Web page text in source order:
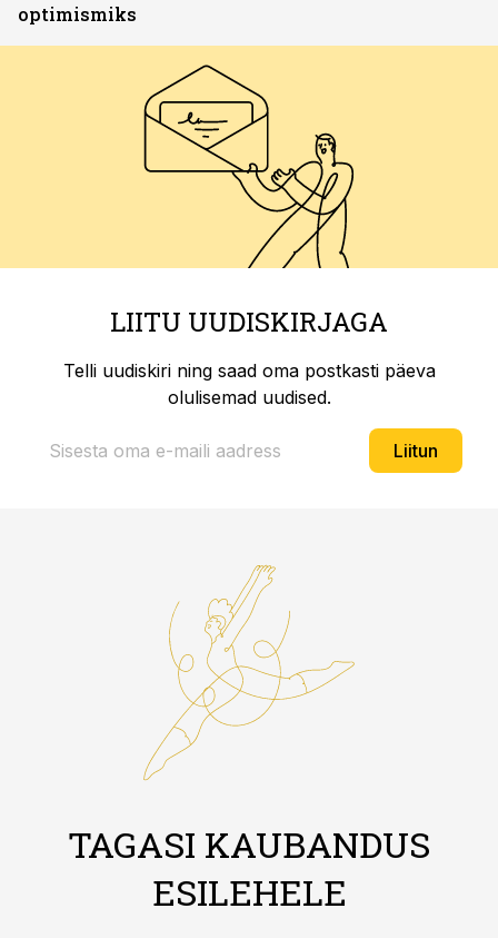
optimismiks
LIITU UUDISKIRJAGA
Telli uudiskiri ning saad oma postkasti päeva
olulisemad uudised.
Liitun
TAGASI KAUBANDUS
ESILEHELE